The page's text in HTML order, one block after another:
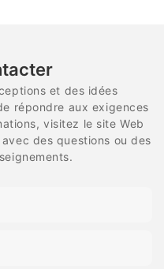
et des idées
répondre aux exigences
visitez le site Web
des questions ou des